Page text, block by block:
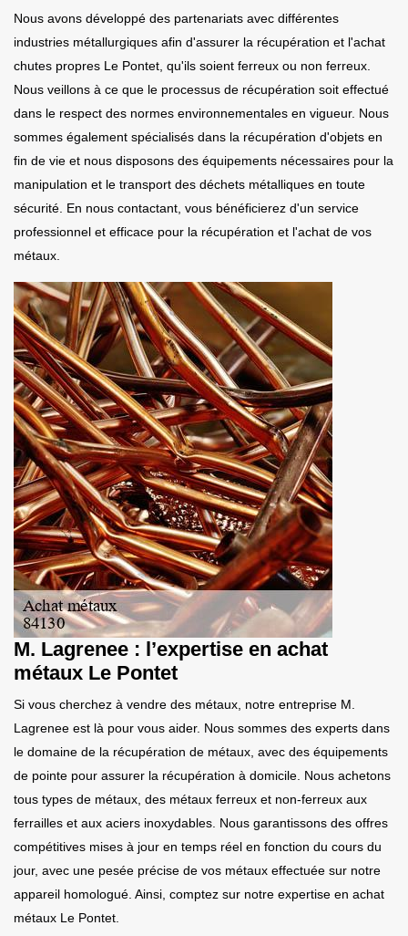
Nous avons développé des partenariats avec différentes
industries métallurgiques afin d'assurer la récupération et l'achat
chutes propres Le Pontet, qu'ils soient ferreux ou non ferreux.
Nous veillons à ce que le processus de récupération soit effectué
dans le respect des normes environnementales en vigueur. Nous
sommes également spécialisés dans la récupération d'objets en
fin de vie et nous disposons des équipements nécessaires pour la
manipulation et le transport des déchets métalliques en toute
sécurité. En nous contactant, vous bénéficierez d'un service
professionnel et efficace pour la récupération et l'achat de vos
métaux.
M. Lagrenee : l’expertise en achat
métaux Le Pontet
Si vous cherchez à vendre des métaux, notre entreprise M.
Lagrenee est là pour vous aider. Nous sommes des experts dans
le domaine de la récupération de métaux, avec des équipements
de pointe pour assurer la récupération à domicile. Nous achetons
tous types de métaux, des métaux ferreux et non-ferreux aux
ferrailles et aux aciers inoxydables. Nous garantissons des offres
compétitives mises à jour en temps réel en fonction du cours du
jour, avec une pesée précise de vos métaux effectuée sur notre
appareil homologué. Ainsi, comptez sur notre expertise en achat
métaux Le Pontet.